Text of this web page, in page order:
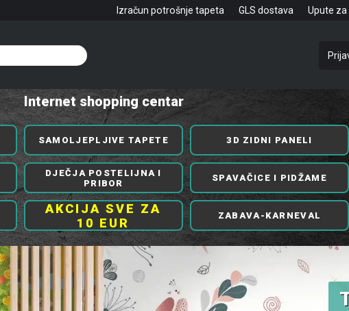
Internet shopping centar
SAMOLJEPLJIVE TAPETE 3D ZIDNI PANELI
DJEČJA POSTELIJNA I
PRIBOR
SPAVAČICE I PIDŽAME
AKCIJA SVE ZA
10 EUR
ZABAVA-KARNEVAL
Izračun potrošnje tapeta GLS dostava Upute za